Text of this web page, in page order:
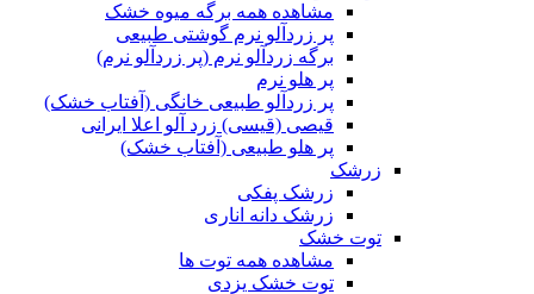
مشاهده همه برگه میوه خشک
پر زردآلو نرم گوشتی طبیعی
برگه زردآلو نرم (پر زردآلو نرم)
پر هلو نرم
پر زردآلو طبیعی خانگی (آفتاب خشک)
قیصی (قیسی) زرد آلو اعلا ایرانی
پر هلو طبیعی (آفتاب خشک)
زرشک
زرشک پفکی
زرشک دانه اناری
توت خشک
مشاهده همه توت ها
توت خشک یزدی